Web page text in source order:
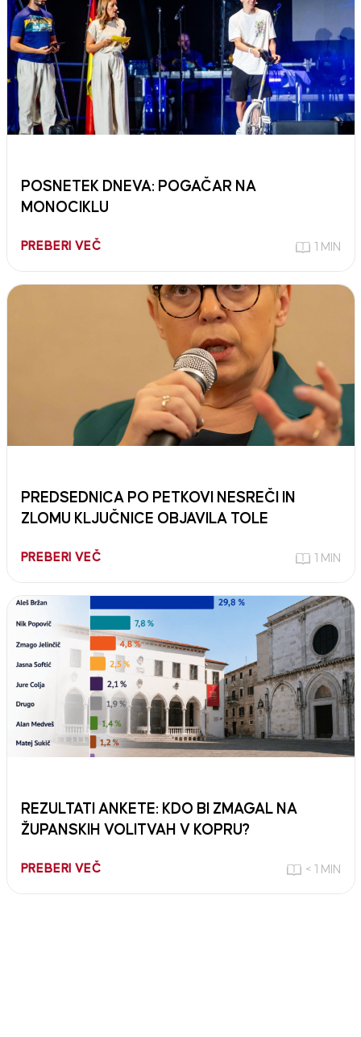
POSNETEK DNEVA: POGAČAR NA
MONOCIKLU
PREBERI VEČ 1 MIN
PREDSEDNICA PO PETKOVI NESREČI IN
ZLOMU KLJUČNICE OBJAVILA TOLE
PREBERI VEČ 1 MIN
REZULTATI ANKETE: KDO BI ZMAGAL NA
ŽUPANSKIH VOLITVAH V KOPRU?
PREBERI VEČ < 1 MIN